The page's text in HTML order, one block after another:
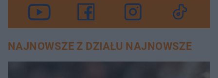
NAJNOWSZE Z DZIAŁU NAJNOWSZE